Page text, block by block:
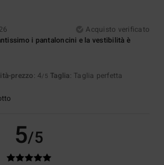
Acquisto verificato
i pantaloncini e la vestibilità è
prezzo: 4/5 Taglia: Taglia perfetta
5/5